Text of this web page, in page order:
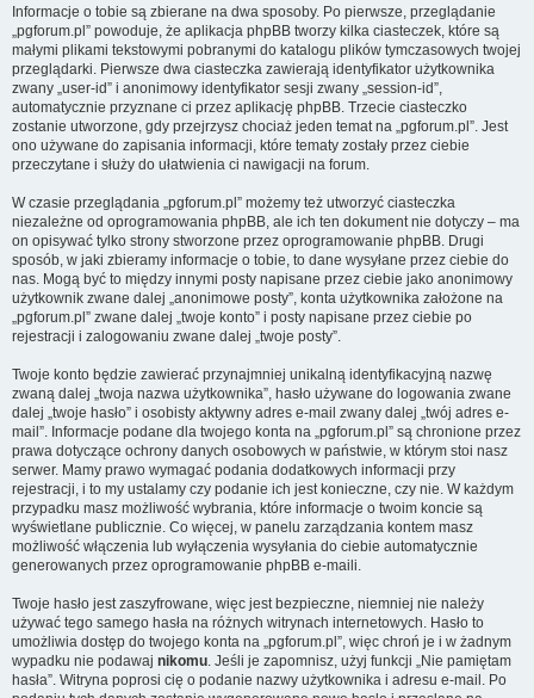
Informacje o tobie są zbierane na dwa sposoby. Po pierwsze, przeglądanie
„pgforum.pl” powoduje, że aplikacja phpBB tworzy kilka ciasteczek, które są
małymi plikami tekstowymi pobranymi do katalogu plików tymczasowych twojej
przeglądarki. Pierwsze dwa ciasteczka zawierają identyfikator użytkownika
zwany „user-id” i anonimowy identyfikator sesji zwany „session-id”,
automatycznie przyznane ci przez aplikację phpBB. Trzecie ciasteczko
zostanie utworzone, gdy przejrzysz chociaż jeden temat na „pgforum.pl”. Jest
ono używane do zapisania informacji, które tematy zostały przez ciebie
przeczytane i służy do ułatwienia ci nawigacji na forum.
W czasie przeglądania „pgforum.pl” możemy też utworzyć ciasteczka
niezależne od oprogramowania phpBB, ale ich ten dokument nie dotyczy – ma
on opisywać tylko strony stworzone przez oprogramowanie phpBB. Drugi
sposób, w jaki zbieramy informacje o tobie, to dane wysyłane przez ciebie do
nas. Mogą być to między innymi posty napisane przez ciebie jako anonimowy
użytkownik zwane dalej „anonimowe posty”, konta użytkownika założone na
„pgforum.pl” zwane dalej „twoje konto” i posty napisane przez ciebie po
rejestracji i zalogowaniu zwane dalej „twoje posty”.
Twoje konto będzie zawierać przynajmniej unikalną identyfikacyjną nazwę
zwaną dalej „twoja nazwa użytkownika”, hasło używane do logowania zwane
dalej „twoje hasło” i osobisty aktywny adres e-mail zwany dalej „twój adres e-
mail”. Informacje podane dla twojego konta na „pgforum.pl” są chronione przez
prawa dotyczące ochrony danych osobowych w państwie, w którym stoi nasz
serwer. Mamy prawo wymagać podania dodatkowych informacji przy
rejestracji, i to my ustalamy czy podanie ich jest konieczne, czy nie. W każdym
przypadku masz możliwość wybrania, które informacje o twoim koncie są
wyświetlane publicznie. Co więcej, w panelu zarządzania kontem masz
możliwość włączenia lub wyłączenia wysyłania do ciebie automatycznie
generowanych przez oprogramowanie phpBB e-maili.
Twoje hasło jest zaszyfrowane, więc jest bezpieczne, niemniej nie należy
używać tego samego hasła na różnych witrynach internetowych. Hasło to
umożliwia dostęp do twojego konta na „pgforum.pl”, więc chroń je i w żadnym
wypadku nie podawaj nikomu. Jeśli je zapomnisz, użyj funkcji „Nie pamiętam
hasła”. Witryna poprosi cię o podanie nazwy użytkownika i adresu e-mail. Po